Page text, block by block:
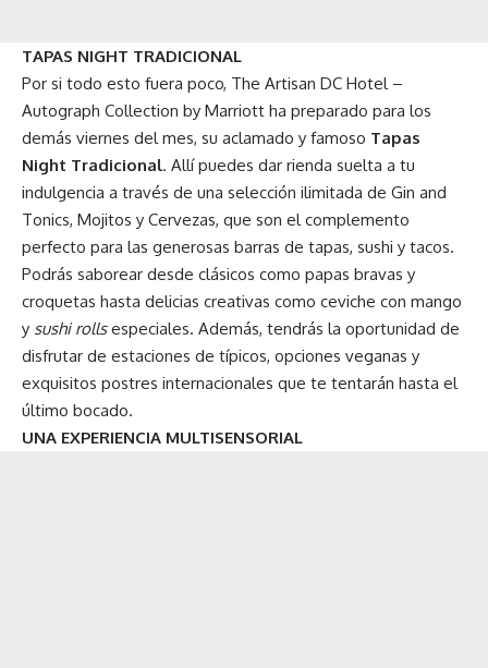
TAPAS NIGHT TRADICIONAL
Por si todo esto fuera poco, The Artisan DC Hotel –
Autograph Collection by Marriott ha preparado para los
demás viernes del mes, su aclamado y famoso Tapas
Night Tradicional. Allí puedes dar rienda suelta a tu
indulgencia a través de una selección ilimitada de Gin and
Tonics, Mojitos y Cervezas, que son el complemento
perfecto para las generosas barras de tapas, sushi y tacos.
Podrás saborear desde clásicos como papas bravas y
croquetas hasta delicias creativas como ceviche con mango
y sushi rollsespeciales. Además, tendrás la oportunidad de
disfrutar de estaciones de típicos, opciones veganas y
exquisitos postres internacionales que te tentarán hasta el
último bocado.
UNA EXPERIENCIA MULTISENSORIAL